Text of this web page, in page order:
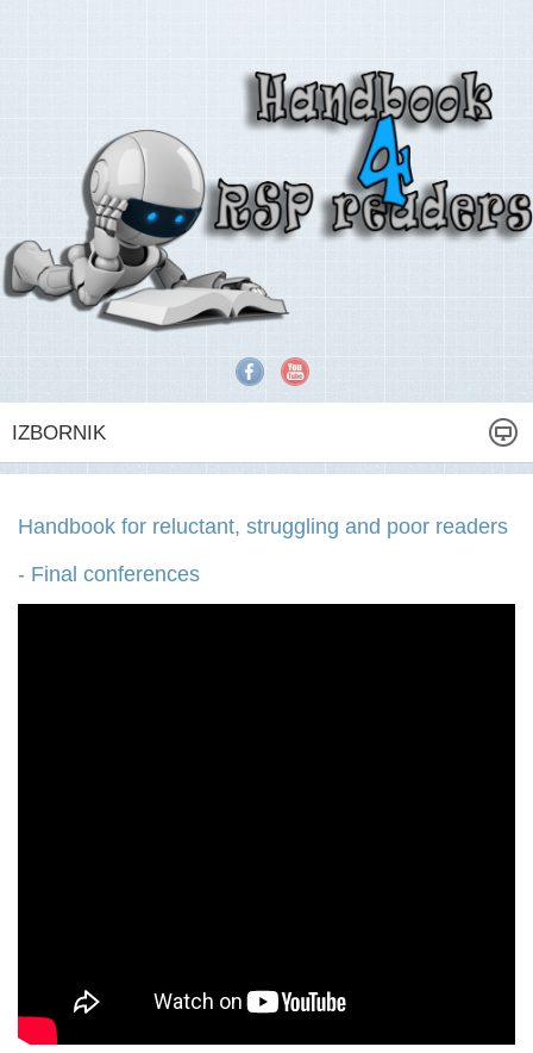
IZBORNIK
Handbook for reluctant, struggling and poor readers
- Final conferences